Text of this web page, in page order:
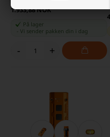
1.933,88 NOK
På lager
-Vi sender pakken din i dag
- +